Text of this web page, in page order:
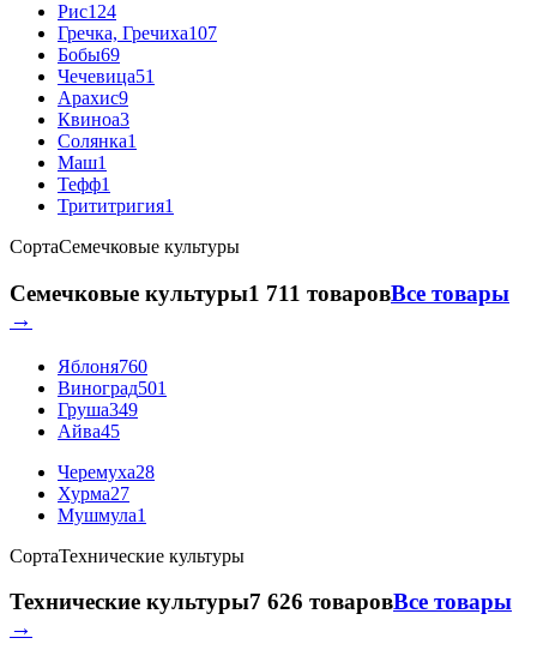
Рис124
Гречка, Гречиха107
Бобы69
Чечевица51
Арахис9
Квиноа3
Солянка1
Маш1
Тефф1
Трититригия1
СортаСемечковые культуры
Семечковые культуры1 711 товаровВсе товары
→
Яблоня760
Виноград501
Груша349
Айва45
Черемуха28
Хурма27
Мушмула1
СортаТехнические культуры
Технические культуры7 626 товаровВсе товары
→